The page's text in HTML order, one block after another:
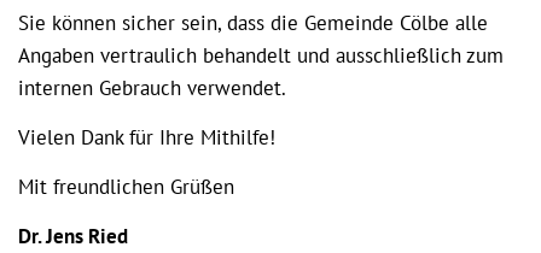
Sie können sicher sein, dass die Gemeinde Cölbe alle
Angaben vertraulich behandelt und ausschließlich zum
internen Gebrauch verwendet.
Vielen Dank für Ihre Mithilfe!
Mit freundlichen Grüßen
Dr. Jens Ried